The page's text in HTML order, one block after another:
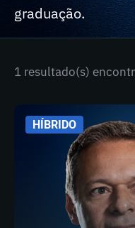
graduação.
1 resultado(s)
HÍBRIDO